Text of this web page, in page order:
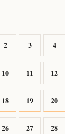
2 3 4
10 11 12
18 19 20
26 27 28